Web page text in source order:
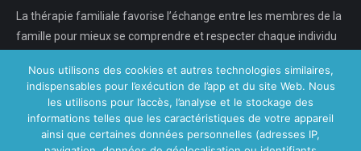
La thérapie familiale favorise l’échange entre les membres de la
famille pour mieux se comprendre et respecter chaque individu
En savoir plus...
Nous utilisons des cookies et autres technologies similaires,
indispensables pour l’exécution de l’app et du site Web. Nous
les utilisons pour l’accès, l’analyse et le stockage des
informations telles que les caractéristiques de votre appareil
ainsi que certaines données personnelles (adresses IP,